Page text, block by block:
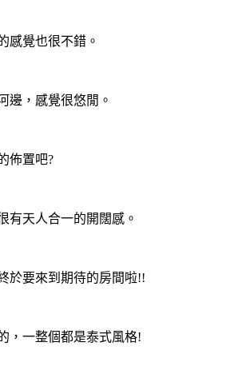
感覺也很不錯。
邊，感覺很悠閒。
佈置吧?
有天人合一的開闊感。
於要來到期待的房間啦!!
，一整個都是泰式風格!